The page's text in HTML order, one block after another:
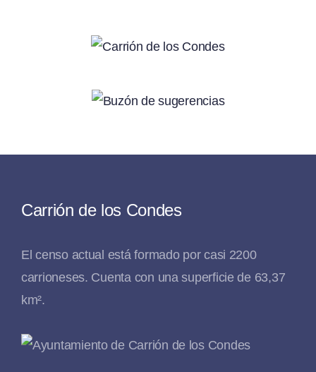
Carrión de los Condes
El censo actual está formado por casi 2200
carrioneses. Cuenta con una superficie de 63,37
km².